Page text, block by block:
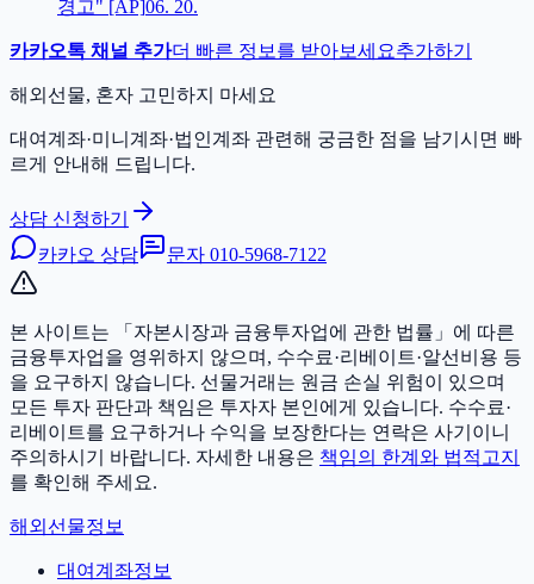
경고" [AP]06. 20.
카카오톡 채널 추가더 빠른 정보를 받아보세요추가하기
해외선물, 혼자 고민하지 마세요
대여계좌·미니계좌·법인계좌 관련해 궁금한 점을 남기시면 빠
르게 안내해 드립니다.
상담 신청하기
카카오 상담
문자 010-5968-7122
본 사이트는 「자본시장과 금융투자업에 관한 법률」에 따른
금융투자업을 영위하지 않으며, 수수료·리베이트·알선비용 등
을 요구하지 않습니다. 선물거래는 원금 손실 위험이 있으며
모든 투자 판단과 책임은 투자자 본인에게 있습니다. 수수료·
리베이트를 요구하거나 수익을 보장한다는 연락은 사기이니
주의하시기 바랍니다. 자세한 내용은 책임의 한계와 법적고지
를 확인해 주세요.
해외선물정보
대여계좌정보